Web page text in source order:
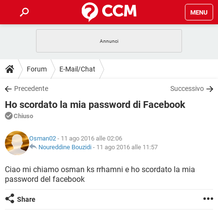
MENU
INTRATTENIMENTO
iOS
INSTAGRAM WHATSAPP
TIKTOK
HARDWARE
GUIDE
COVID-19
iOS
INSTAGRAM
TIKTOK FACEBOOK
DOWNLOAD
COVID-19 GAMING
INTRATTENIMENTO
iOS WINDOWS 10
INSTAGRAM
TIKTOK FACEBOOK
FORUM
COVID-19
INTRATTENIMENTO ANDROID
INSTAGRAM
TIKTOK
GLOSSARIO
COVID-19
INTRATTENIMENTO ANDROID
INSTAGRAM
Forum E-Mail/Chat
Precedente Successivo
Ho scordato la mia password di Facebook
Chiuso
Osman02 - 11 ago 2016 alle 02:06
Noureddine Bouzidi - 11 ago 2016 alle 11:57
Ciao mi chiamo osman ks rrhamni e ho scordato la mia
password del facebook
Share